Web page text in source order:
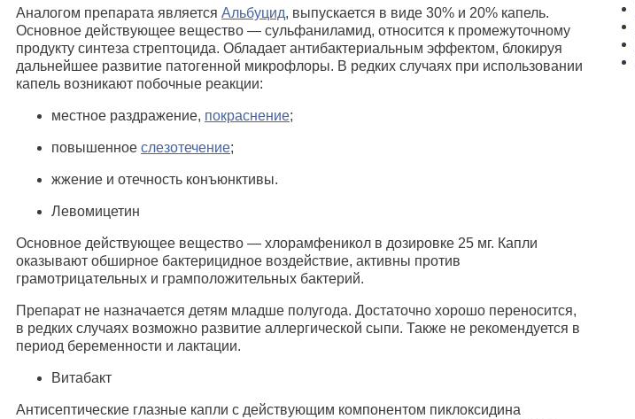
Аналогом препарата является Альбуцид, выпускается в виде 30% и 20% капель.
Основное действующее вещество — сульфаниламид, относится к промежуточному
продукту синтеза стрептоцида. Обладает антибактериальным эффектом, блокируя
дальнейшее развитие патогенной микрофлоры. В редких случаях при использовании
капель возникают побочные реакции:
местное раздражение, покраснение;
повышенное слезотечение;
жжение и отечность конъюнктивы.
Левомицетин
Основное действующее вещество — хлорамфеникол в дозировке 25 мг. Капли
оказывают обширное бактерицидное воздействие, активны против
грамотрицательных и грамположительных бактерий.
Препарат не назначается детям младше полугода. Достаточно хорошо переносится,
в редких случаях возможно развитие аллергической сыпи. Также не рекомендуется в
период беременности и лактации.
Витабакт
Антисептические глазные капли с действующим компонентом пиклоксидина